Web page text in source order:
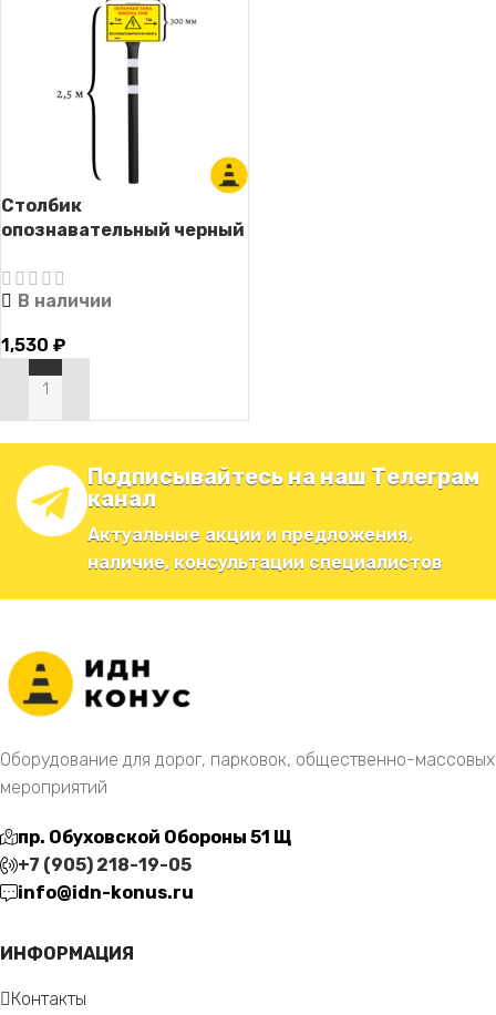
Столбик
опознавательный черный
линий связи с табличкой)
В наличии
1,530 ₽
В КОРЗИНУ
Подписывайтесь на наш Телеграм
канал
Актуальные акции и предложения,
наличие, консультации специалистов
Оборудование для дорог, парковок, общественно-массовых
мероприятий
пр. Обуховской Обороны 51 Щ
+7 (905) 218-19-05
info@idn-konus.ru
ИНФОРМАЦИЯ
Контакты